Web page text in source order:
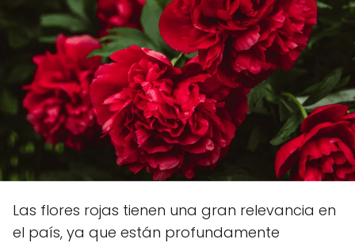
Las flores rojas tienen una gran relevancia en
el país, ya que están profundamente